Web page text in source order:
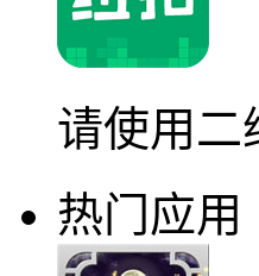
请使用二
热门应用